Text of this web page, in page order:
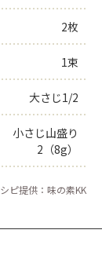
2枚
1束
大さじ1/2
小さじ山盛り
2（8g）
ピ提供：味の素KK